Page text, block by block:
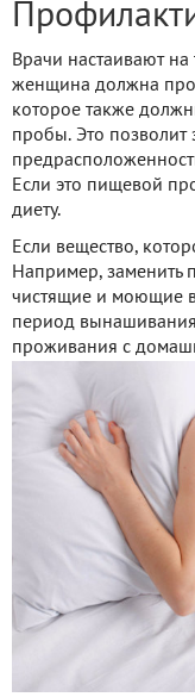
Врачи настаивают на
женщина должна
которое также
пробы. Это позволит
Если это пищевой
диету.
Если вещество,
Например, заменить
чистящие и моющие
период вынашивания
проживания с